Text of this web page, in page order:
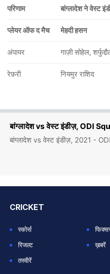
बांग्लादेश vs वेस्ट इंडीज़, ODI
बांग्लादेश vs वेस्ट इंडीज़, 2021 -
परिणाम बांग्लादेश ने वेस्ट
प्लेयर ऑफ द मैच मेहदी हसन
अंपायर गाज़ी सोहेल,
रेफ़री नियमुर राशिद
CRICKET
स्कोर्स
रिजल्ट
ख़बरें
तस्वीरें